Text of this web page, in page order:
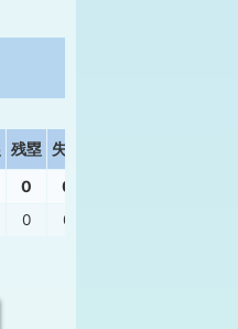
残塁 失策
0 0
0 0